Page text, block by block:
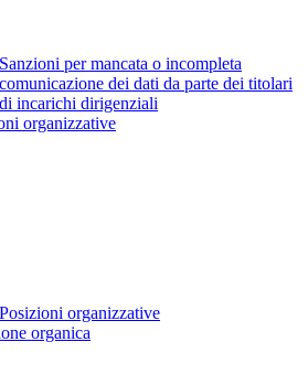
Sanzioni per mancata o incompleta
comunicazione dei dati da parte dei titolari
di incarichi dirigenziali
organizzative
Posizioni organizzative
organica